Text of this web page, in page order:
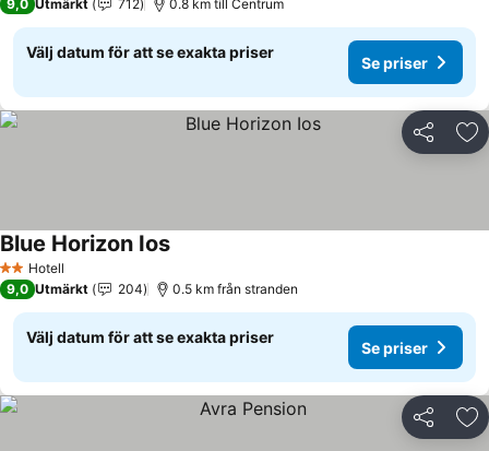
9,0 Utmärkt 712 0.8 km till Centrum
Välj datum för att se exakta priser
Se priser
Dela
2 Stjärnor
Hotell
Blue Horizon IosSe priser
9,0 Utmärkt 204 0.5 km från stranden
Välj datum för att se exakta priser
Se priser
Dela